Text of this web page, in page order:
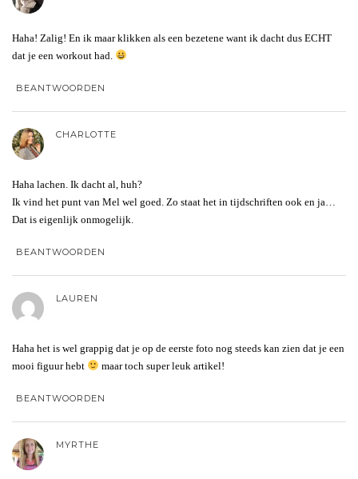
Haha! Zalig! En ik maar klikken als een bezetene want ik dacht dus ECHT
dat je een workout had.
BEANTWOORDEN
CHARLOTTE
Haha lachen. Ik dacht al, huh?
Ik vind het punt van Mel wel goed. Zo staat het in tijdschriften ook en ja…
Dat is eigenlijk onmogelijk.
BEANTWOORDEN
LAUREN
Haha het is wel grappig dat je op de eerste foto nog steeds kan zien dat je een
mooi figuur hebt
maar toch super leuk artikel!
BEANTWOORDEN
MYRTHE